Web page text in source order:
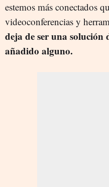
estemos más conectados
videoconferencias y
deja de ser una
añadido alguno.